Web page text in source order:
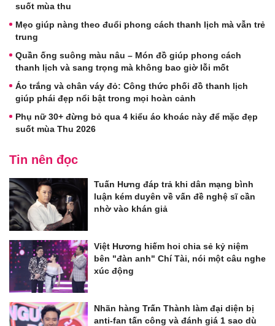
suốt mùa thu
Mẹo giúp nàng theo đuổi phong cách thanh lịch mà vẫn trẻ
trung
Quần ống suông màu nâu – Món đồ giúp phong cách
thanh lịch và sang trọng mà không bao giờ lỗi mốt
Áo trắng và chân váy đỏ: Công thức phối đồ thanh lịch
giúp phái đẹp nổi bật trong mọi hoàn cảnh
Phụ nữ 30+ đừng bỏ qua 4 kiểu áo khoác này để mặc đẹp
suốt mùa Thu 2026
Tin nên đọc
Tuấn Hưng đáp trả khi dân mạng bình
luận kém duyên về vấn đề nghệ sĩ cần
nhờ vào khán giả
Việt Hương hiếm hoi chia sẻ kỷ niệm
bên "đàn anh" Chí Tài, nói một câu nghe
xúc động
Nhãn hàng Trấn Thành làm đại diện bị
anti-fan tấn công và đánh giá 1 sao dù